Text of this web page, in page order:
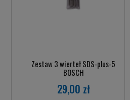
Zestaw 3 wierteł SDS-plus-5
BOSCH
29,00 zł